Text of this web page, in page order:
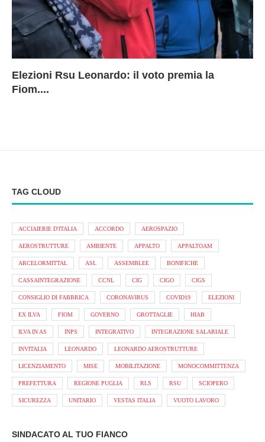
Elezioni Rsu Leonardo: il voto premia la
Fiom....
TAG CLOUD
ACCIAIERIE D'ITALIA ACCORDO AEROSPAZIO
AEROSTRUTTURE AMBIENTE APPALTO APPALTOAM
ARCELORMITTAL ASL ASSEMBLEE BONIFICHE
CASSAINTEGRAZIONE CCNL CIG CIGO CIGS
CONSIGLIO DI FABBRICA CORONAVIRUS COVID19 ELEZIONI
EX ILVA FIOM GOVERNO GROTTAGLIE HIAB
ILVA IN AS INPS INTEGRATIVO INTEGRAZIONE SALARIALE
INVITALIA LEONARDO LEONARDO AEROSTRUTTURE
LICENZIAMENTO MISE MOBILITAZIONE MONOCOMMITTENZA
PREFETTURA REGIONE PUGLIA RLS RSU SCIOPERO
SICUREZZA UNITARIO VESTAS ITALIA VUOTO LAVORO
SINDACATO AL TUO FIANCO